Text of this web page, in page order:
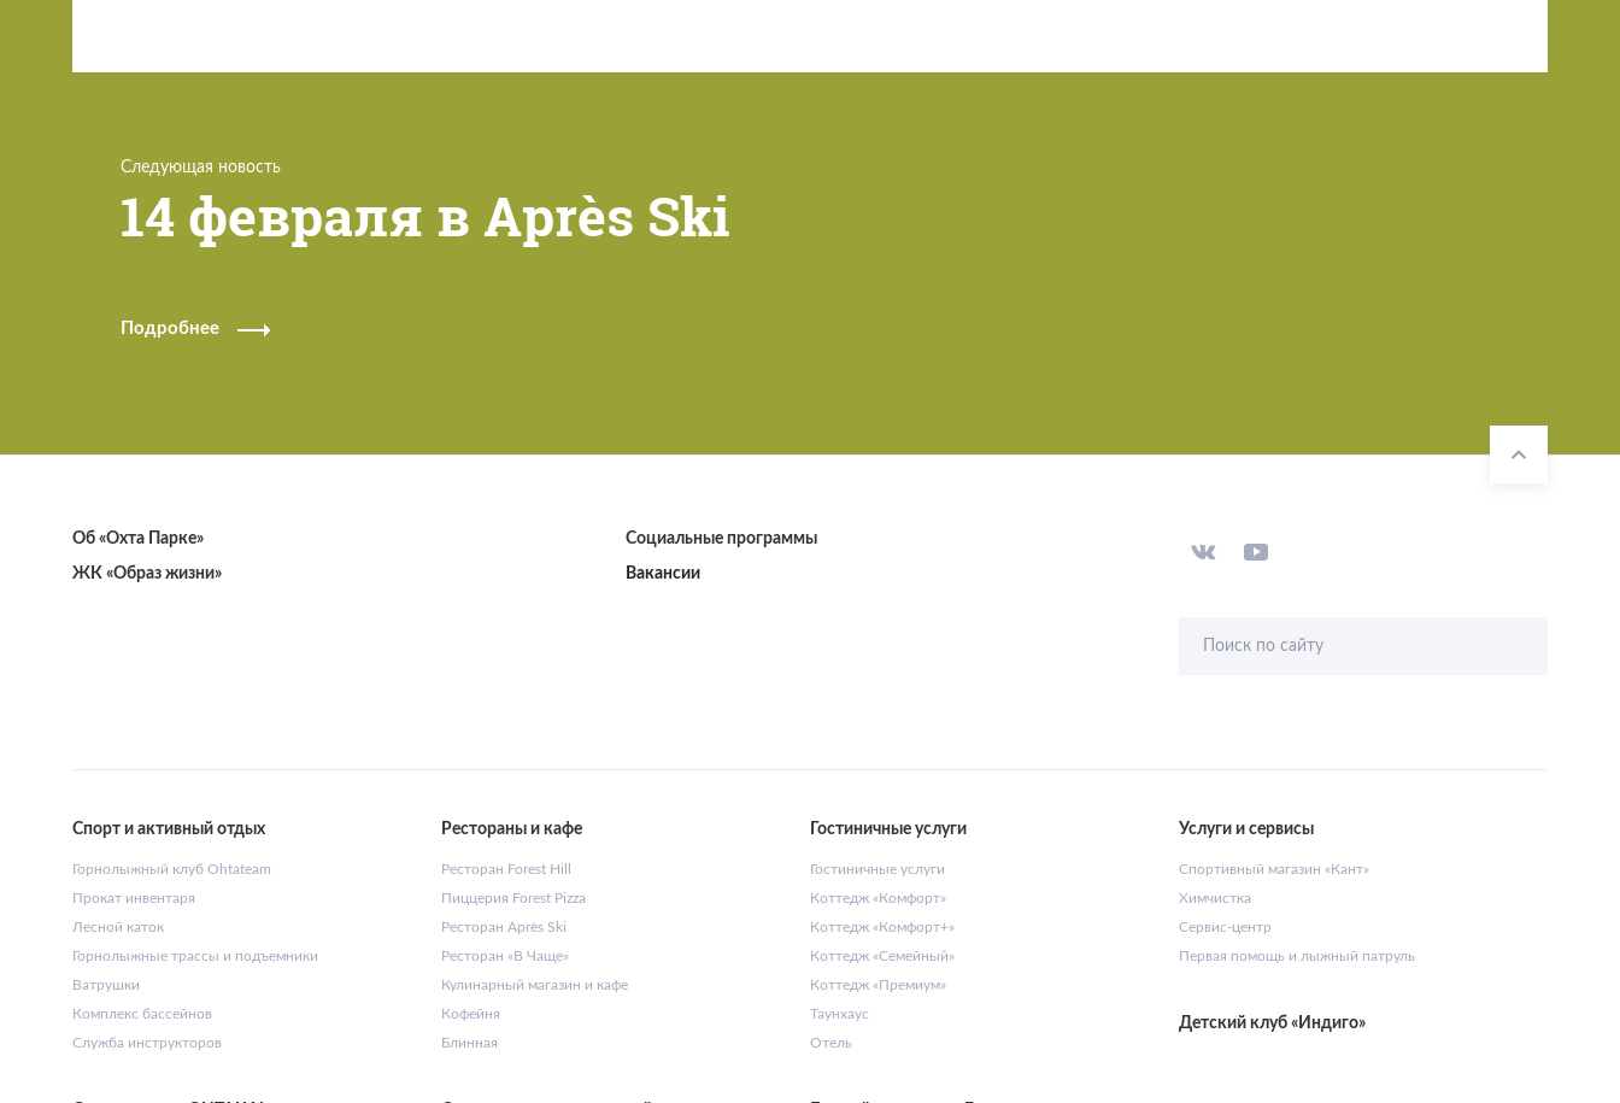
Следующая новость
14 февраля в Après Ski
Подробнее
Об «Охта Парке»
ЖК «Образ жизни»
Социальные программы
Вакансии
Поиск по сайту
Спорт и активный отдых
Горнолыжный клуб Ohtateam
Прокат инвентаря
Лесной каток
Горнолыжные трассы и подъемники
Ватрушки
Комплекс бассейнов
Служба инструкторов
Рестораны и кафе
Ресторан Forest Hill
Пиццерия Forest Pizza
Ресторан Après Ski
Ресторан «В Чаще»
Кулинарный магазин и кафе
Кофейня
Блинная
Гостиничные услуги
Гостиничные услуги
Коттедж «Комфорт»
Коттедж «Комфорт+»
Коттедж «Семейный»
Коттедж «Премиум»
Таунхаус
Отель
Услуги и сервисы
Спортивный магазин «Кант»
Химчистка
Сервис-центр
Первая помощь и лыжный патруль
Детский клуб «Индиго»